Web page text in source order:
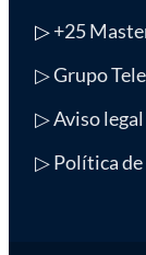
▷+25
▷ Grupo
▷ Aviso
▷ Política de